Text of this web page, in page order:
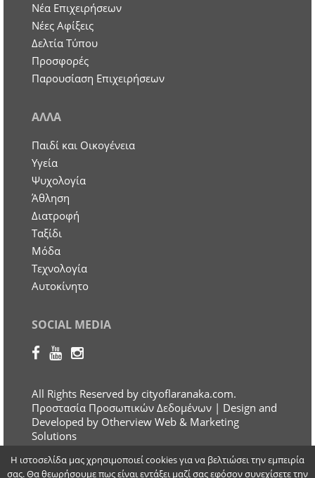
Nέα Επιχειρήσεων
Νέες Αφίξεις
Δελτία Τύπου
Προσφορές
Παρουσίαση Επιχειρήσεων
ΑΛΛΑ
Παιδί και Οικογένεια
Υγεία
Ψυχολογία
Άθληση
Διατροφή
Ταξίδι
Μόδα
Τεχνολογία
Αυτοκίνητο
SOCIAL MEDIA
All Rights Reserved by cityoflaranaka.com.
Προστασία Προσωπικών Δεδομένων | Design and
Developed by Otherview Web & Marketing
Solutions
Η ιστοσελίδα μας χρησιμοποιεί cookies για να βελτιώσει την εμπειρία
σας. Θα θεωρήσουμε πως είναι εντάξει μαζί σας εφόσον συνεχίσετε την